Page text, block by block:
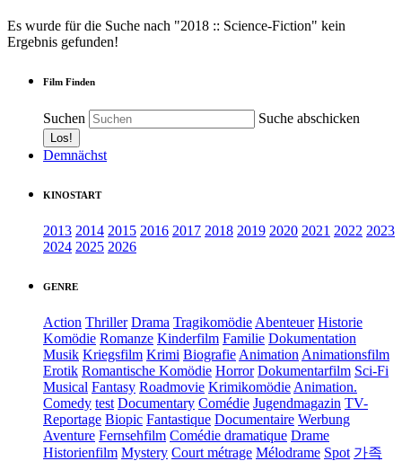
Es wurde für die Suche nach "2018 :: Science-Fiction" kein
Ergebnis gefunden!
Film Finden
Suchen Suche abschicken
Demnächst
KINOSTART
2013 2014 2015 2016 2017 2018 2019 2020 2021 2022 2023
2024 2025 2026
GENRE
Action Thriller Drama Tragikomödie Abenteuer Historie
Komödie Romanze Kinderfilm Familie Dokumentation
Musik Kriegsfilm Krimi Biografie Animation Animationsfilm
Erotik Romantische Komödie Horror Dokumentarfilm Sci-Fi
Musical Fantasy Roadmovie Krimikomödie Animation.
Comedy test Documentary Comédie Jugendmagazin TV-
Reportage Biopic Fantastique Documentaire Werbung
Aventure Fernsehfilm Comédie dramatique Drame
Historienfilm Mystery Court métrage Mélodrame Spot 가족